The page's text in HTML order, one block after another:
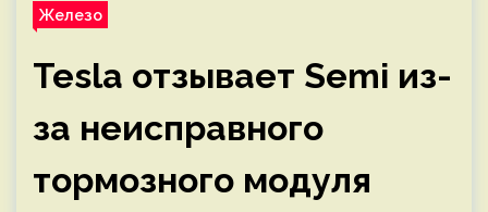
Железо
Tesla отзывает Semi из-
за неисправного
тормозного модуля